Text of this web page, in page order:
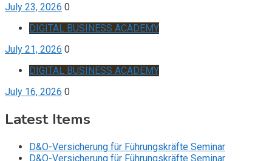
July 23, 2026 0
DIGITAL BUSINESS ACADEMY
July 21, 2026 0
DIGITAL BUSINESS ACADEMY
July 16, 2026 0
Latest Items
D&O-Versicherung für Führungskräfte Seminar
D&O-Versicherung für Führungskräfte Seminar